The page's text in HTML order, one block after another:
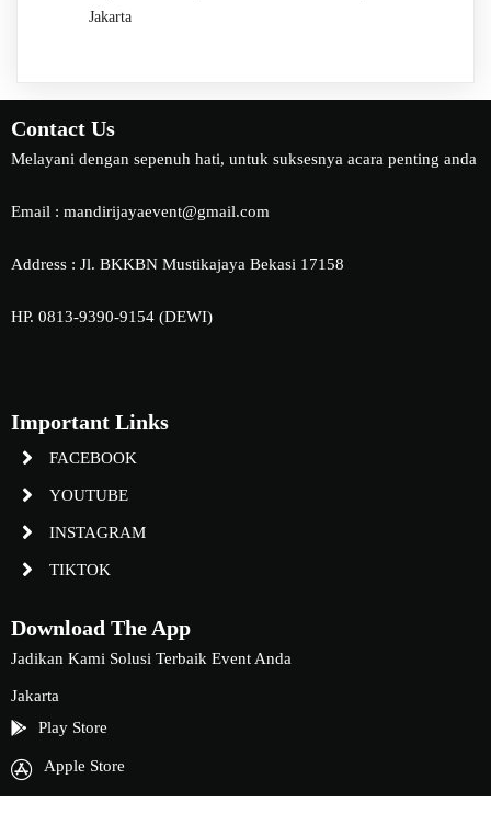
Jakarta
Contact Us
Melayani dengan sepenuh hati, untuk suksesnya acara penting anda
Email : mandirijayaevent@gmail.com
Address : Jl. BKKBN Mustikajaya Bekasi 17158
HP. 0813-9390-9154 (DEWI)
Important Links
FACEBOOK
YOUTUBE
INSTAGRAM
TIKTOK
Download The App
Jadikan Kami Solusi Terbaik Event Anda
Jakarta
Play Store
Apple Store